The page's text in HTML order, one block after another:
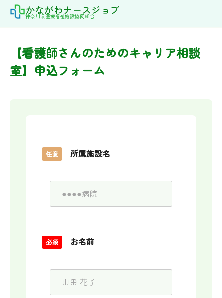
Skip
かながわナースジョブ
神奈川県医療福祉施設協同組合
【看護師さんのためのキャリア相談
室】申込フォーム
任意 所属施設名
必須 お名前